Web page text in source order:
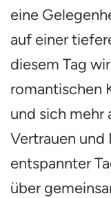
eine
auf einer
diesem Tag
romantischen
und sich mehr
Vertrauen und
entspannter
über